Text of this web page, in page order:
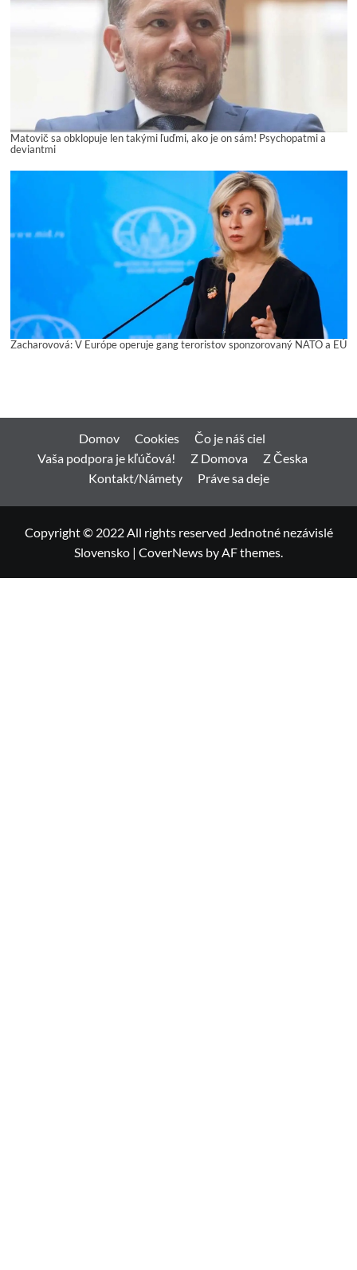
Matovič sa obklopuje len takými ľuďmi, ako je on sám! Psychopatmi a
deviantmi
Zacharovová: V Európe operuje gang teroristov sponzorovaný NATO a EÚ
Domov Cookies
Čo je náš ciel
Vaša podpora je kľúčová!
Z Domova
Z Česka
Kontakt/Námety
Práve sa deje
Copyright © 2022 All rights reserved Jednotné nezávislé
Slovensko | CoverNews by AF themes.